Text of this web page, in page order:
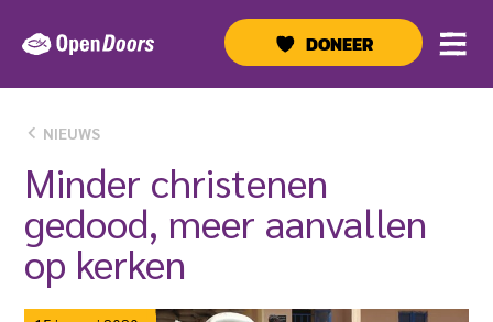
naar
inhoud
DONEER
NIEUWS
Minder christenen
gedood, meer aanvallen
op kerken